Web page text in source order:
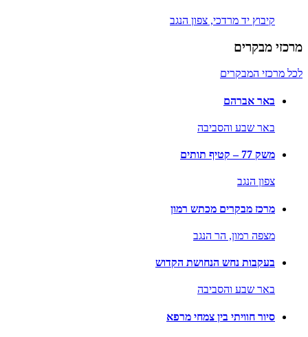
קיבוץ יד מרדכי, צפון הנגב
מרכזי מבקרים
לכל מרכזי המבקרים
באר אברהם
באר שבע והסביבה
משק 77 – קטיף תותים
צפון הנגב
מרכז מבקרים מכתש רמון
מצפה רמון, הר הנגב
בעקבות נחש הנחושת הקדוש
באר שבע והסביבה
סיור חוויתי בין צמחי מרפא